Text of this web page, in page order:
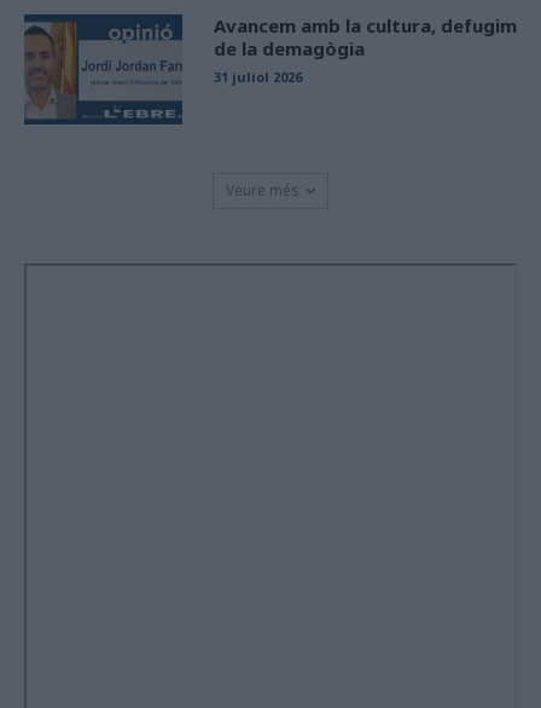
Avancem amb la cultura, defugim
de la demagògia
31 juliol 2026
Veure més